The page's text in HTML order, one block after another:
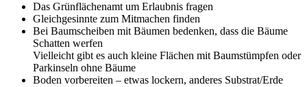
Das Grünflächenamt um Erlaubnis fragen
Gleichgesinnte zum Mitmachen finden
Bei Baumscheiben mit Bäumen bedenken, dass die Bäume
Schatten werfen
Vielleicht gibt es auch kleine Flächen mit Baumstümpfen oder
Parkinseln ohne Bäume
Boden vorbereiten – etwas lockern, anderes Substrat/Erde